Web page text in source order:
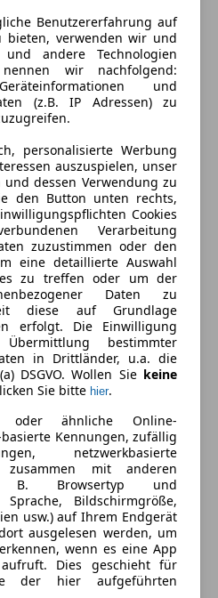
Benutzererfahrung auf
bieten, verwenden wir und
andere Technologien
wir nachfolgend:
und
(z.B. IP Adressen) zu
personalisierte Werbung
auszuspielen, unser
dessen Verwendung zu
den Button unten rechts,
Cookies
Verarbeitung
zuzustimmen oder den
eine detaillierte Auswahl
zu treffen oder um der
Daten zu
diese auf Grundlage
erfolgt. Die Einwilligung
bestimmter
in Drittländer, u.a. die
DSGVO. Wollen Sie keine
Sie bitte hier.
oder ähnliche Online-
Kennungen, zufällig
netzwerkbasierte
zusammen mit anderen
B. Browsertyp und
Sprache, Bildschirmgröße,
usw.) auf Ihrem Endgerät
ausgelesen werden, um
wenn es eine App
Dies geschieht für
der hier aufgeführten